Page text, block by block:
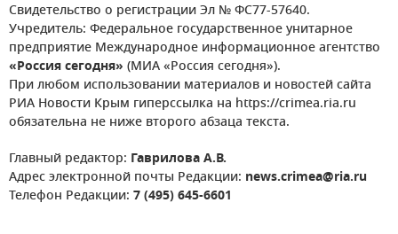
Свидетельство о регистрации Эл № ФС77-57640.
Учредитель: Федеральное государственное унитарное
предприятие Международное информационное агентство
«Россия сегодня» (МИА «Россия сегодня»).
При любом использовании материалов и новостей сайта
РИА Новости Крым гиперссылка на https://crimea.ria.ru
обязательна не ниже второго абзаца текста.
Главный редактор: Гаврилова А.В.
Адрес электронной почты Редакции: news.crimea@ria.ru
Телефон Редакции: 7 (495) 645-6601